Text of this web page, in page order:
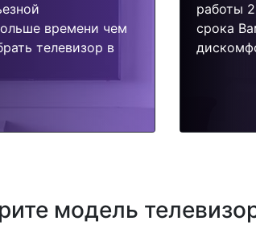
времени чем
телевизор в
работы
срока
модель